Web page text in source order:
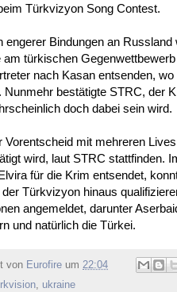
Türkvizyon Song Contest.
engerer Bindungen an
am türkischen
nach Kasan entsenden,
Nunmehr bestätigte STRC, der
doch dabei sein wird.
Vorentscheid mit mehreren
wird, laut STRC stattfinden.
für die Krim entsendet,
der Türkvizyon hinaus
angemeldet, darunter
und natürlich die Türkei.
von Eurofire um 22:04
, ukraine